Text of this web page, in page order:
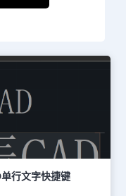
行文字快捷键